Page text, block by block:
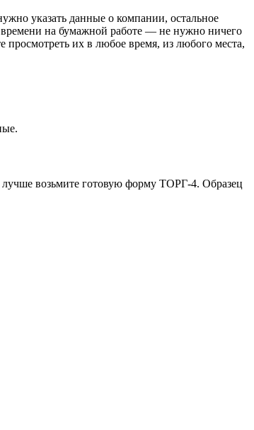
указать данные о компании, остальное
времени на бумажной работе — не нужно ничего
просмотреть их в любое время, из любого места,
лучше возьмите готовую форму ТОРГ-4. Образец